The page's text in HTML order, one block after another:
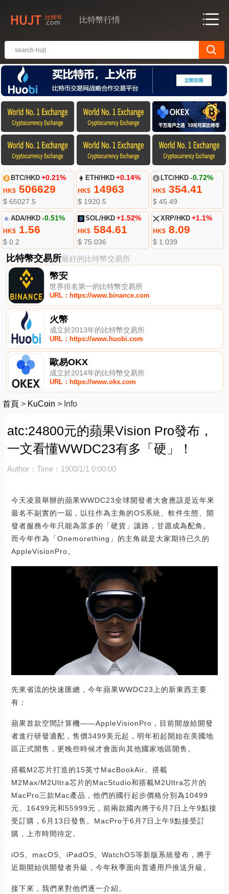
比特幣行情
BTC/HKD +0.21%
HK$506629
$ 65027.5
ETH/HKD +0.14%
HK$ 14963
$ 1920.5
LTC/HKD -0.72%
HK$354.41
$ 45.49
ADA/HKD -0.51%
HK$1.56
$ 0.2
SOL/HKD +1.52%
HK$ 584.61
$ 75.036
XRP/HKD +1.1%
HK$8.09
$ 1.039
比特幣交易所最好的比特幣交易所
幣安
世界排名第一的比特幣交易所
URL：https://www.binance.com
火幣
成立於2013年的比特幣交易所
URL：https://www.huobi.com
歐易OKX
成立於2014年的比特幣交易所
URL：https://www.okx.com
首頁 > KuCoin > Info
atc:24800元的蘋果Vision Pro發布，
一文看懂WWDC23有多「硬」！
Author： Time：1900/1/1 0:00:00
今天凌晨舉辦的蘋果WWDC23全球開發者大會應該是近年來
最名不副實的一屆，以往作為主角的OS系統、軟件生態、開
發者服務今年只能為眾多的「硬貨」讓路，甘愿成為配角。
而今年作為「Onemorething」的主角就是大家期待已久的
AppleVisionPro。
先來省流的快速匯總，今年蘋果WWDC23上的新東西主要
有：
蘋果首款空間計算機——AppleVisionPro，目前開放給開發
者進行研發適配，售價3499美元起，明年初起開始在美國地
區正式開售，更晚些時候才會面向其他國家地區開售。
搭載M2芯片打造的15英寸MacBookAir、搭載
M2Max/M2Ultra芯片的MacStudio和搭載M2Ultra芯片的
MacPro三款Mac產品，他們的國行起步價格分別為10499
元、16499元和55999元，前兩款國內將于6月7日上午9點接
受訂購，6月13日發售。MacPro于6月7日上午9點接受訂
購，上市時間待定。
iOS、macOS、iPadOS、WatchOS等新版系統發布，將于
近期開始供開發者升級，今年秋季面向普通用戶推送升級。
接下來，我們來對他們逐一介紹。